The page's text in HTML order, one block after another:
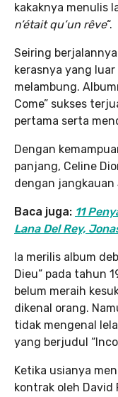
kakaknya menulis
n’était qu’un rêve“.
Seiring
kerasnya yang
melambung.
Come” sukses
pertama serta
Dengan
panjang, Celine
dengan jangkauan
Baca juga: 11
Lana Del Rey,
Ia merilis album
Dieu” pada tahun
belum meraih
dikenal orang.
tidak mengenal
yang berjudul
Ketika usianya
kontrak oleh David